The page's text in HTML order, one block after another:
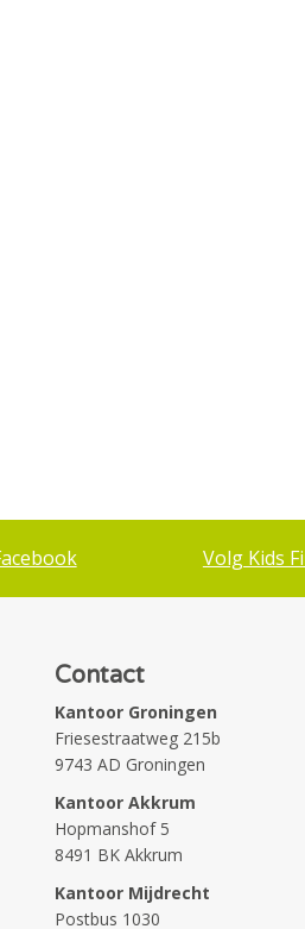
Volg Kids
Contact
Kantoor Groningen
Friesestraatweg 215b
9743 AD Groningen
Kantoor Akkrum
Hopmanshof 5
8491 BK Akkrum
Kantoor Mijdrecht
Postbus 1030